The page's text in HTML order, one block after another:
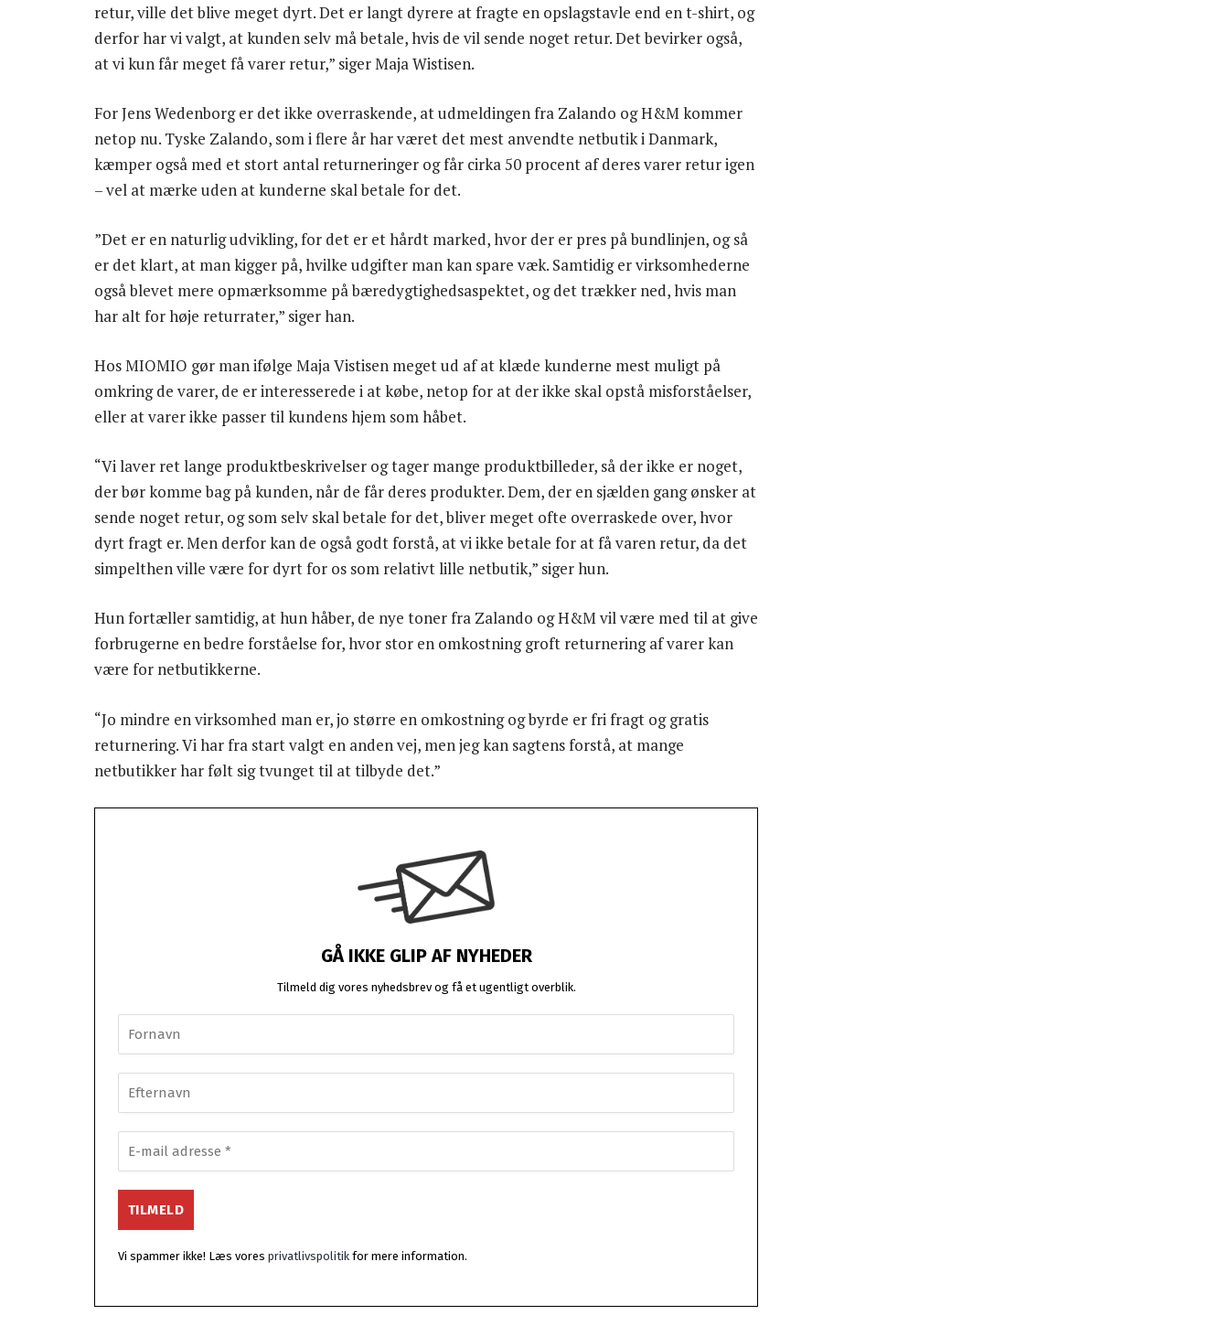
retur, ville det blive meget dyrt. Det er langt dyrere at fragte en opslagstavle end en t-shirt, og
derfor har vi valgt, at kunden selv må betale, hvis de vil sende noget retur. Det bevirker også,
at vi kun får meget få varer retur,” siger Maja Wistisen.
For Jens Wedenborg er det ikke overraskende, at udmeldingen fra Zalando og H&M kommer
netop nu. Tyske Zalando, som i flere år har været det mest anvendte netbutik i Danmark,
kæmper også med et stort antal returneringer og får cirka 50 procent af deres varer retur igen
– vel at mærke uden at kunderne skal betale for det.
”Det er en naturlig udvikling, for det er et hårdt marked, hvor der er pres på bundlinjen, og så
er det klart, at man kigger på, hvilke udgifter man kan spare væk. Samtidig er virksomhederne
også blevet mere opmærksomme på bæredygtighedsaspektet, og det trækker ned, hvis man
har alt for høje returrater,” siger han.
Hos MIOMIO gør man ifølge Maja Vistisen meget ud af at klæde kunderne mest muligt på
omkring de varer, de er interesserede i at købe, netop for at der ikke skal opstå misforståelser,
eller at varer ikke passer til kundens hjem som håbet.
“Vi laver ret lange produktbeskrivelser og tager mange produktbilleder, så der ikke er noget,
der bør komme bag på kunden, når de får deres produkter. Dem, der en sjælden gang ønsker at
sende noget retur, og som selv skal betale for det, bliver meget ofte overraskede over, hvor
dyrt fragt er. Men derfor kan de også godt forstå, at vi ikke betale for at få varen retur, da det
simpelthen ville være for dyrt for os som relativt lille netbutik,” siger hun.
Hun fortæller samtidig, at hun håber, de nye toner fra Zalando og H&M vil være med til at give
forbrugerne en bedre forståelse for, hvor stor en omkostning groft returnering af varer kan
være for netbutikkerne.
“Jo mindre en virksomhed man er, jo større en omkostning og byrde er fri fragt og gratis
returnering. Vi har fra start valgt en anden vej, men jeg kan sagtens forstå, at mange
netbutikker har følt sig tvunget til at tilbyde det.”
GÅ IKKE GLIP AF NYHEDER
Tilmeld dig vores nyhedsbrev og få et ugentligt overblik.
Vi spammer ikke! Læs vores privatlivspolitik for mere information.